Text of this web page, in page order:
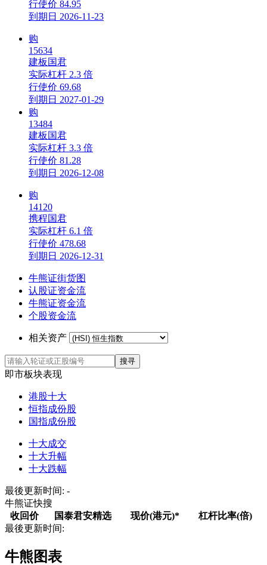
行使价 84.95
到期日 2026-11-23
购
15634
建板国君
实际杠杆 2.3 倍
行使价 69.68
到期日 2027-01-29
购
13484
建板国君
实际杠杆 3.3 倍
行使价 81.28
到期日 2026-12-08
购
14120
携程国君
实际杠杆 6.1 倍
行使价 478.68
到期日 2026-12-31
牛熊证街货图
认股证资金流
牛熊证资金流
个股资金流
相关资产
搜寻
即市板块表现
港股十大
恒指成份股
国指成份股
十大成交
十大升幅
十大跌幅
最後更新时间: -
牛熊证快搜
收回价
国泰君安精选 现价(港元)* 杠杆比率(倍)
最後更新时间:
牛熊图表